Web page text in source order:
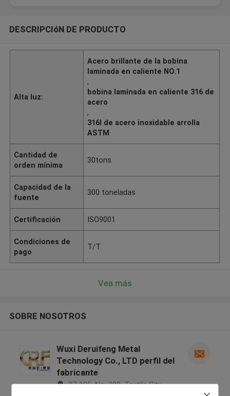
DESCRIPCIóN DE PRODUCTO
Alta luz:
Acero brillante de la bobina
laminada en caliente NO.1
,
bobina laminada en caliente 316 de
acero
,
316l de acero inoxidable arrolla
ASTM
Cantidad de
orden mínima
30tons
Capacidad de la
fuente
300 toneladas
Certificación ISO9001
Condiciones de
pago
T/T
Vea más
SOBRE NOSOTROS
Wuxi Deruifeng Metal
Technology Co., LTD perfil del
fabricante
27-105, No. 289, Textile City